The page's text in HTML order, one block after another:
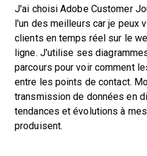
J'ai choisi Adobe Customer
l'un des meilleurs car je peux
clients en temps réel sur le
ligne. J'utilise ses
parcours pour voir comment
entre les points de contact.
transmission de données en
tendances et évolutions à
produisent.